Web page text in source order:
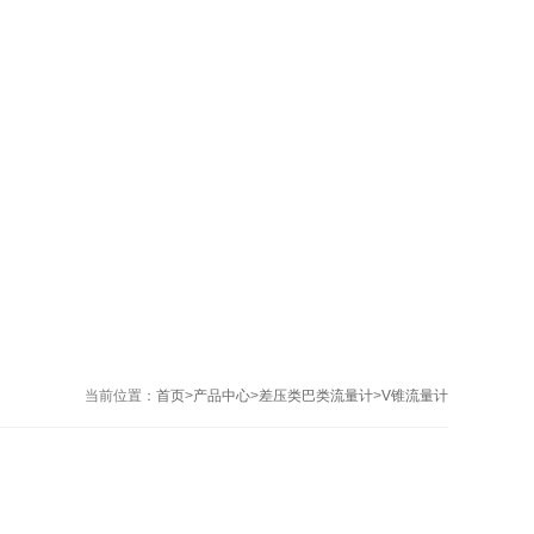
当前位置： 首页>产品中心>差压类巴类流量计>V锥流量计